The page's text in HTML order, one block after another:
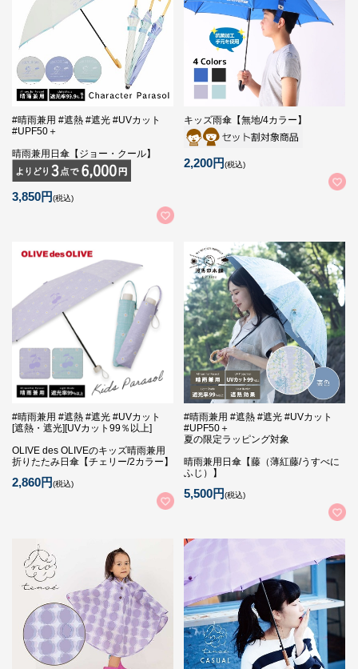
#晴雨兼用 #遮熱 #遮光 #UVカット
#UPF50＋
晴雨兼用日傘【ジョー・クール】
3,850円(税込)
キッズ雨傘【無地/4カラー】
2,200円(税込)
#晴雨兼用 #遮熱 #遮光 #UVカット
[遮熱・遮光][UVカット99％以上]
OLIVE des OLIVEのキッズ晴雨兼用
折りたたみ日傘【チェリー/2カラー】
2,860円(税込)
#晴雨兼用 #遮熱 #遮光 #UVカット
#UPF50＋
夏の限定ラッピング対象
晴雨兼用日傘【藤（薄紅藤/うすべに
ふじ）】
5,500円(税込)